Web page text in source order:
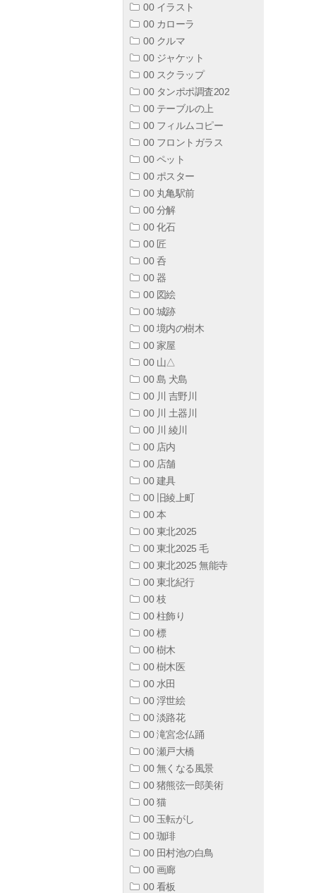
00 イラスト
00 カローラ
00 クルマ
00 ジャケット
00 スクラップ
00 タンポポ調査202
00 テーブルの上
00 フィルムコピー
00 フロントガラス
00 ペット
00 ポスター
00 丸亀駅前
00 分解
00 化石
00 匠
00 呑
00 器
00 図絵
00 城跡
00 境内の樹木
00 家屋
00 山△
00 島 犬島
00 川 吉野川
00 川 土器川
00 川 綾川
00 店内
00 店舗
00 建具
00 旧綾上町
00 本
00 東北2025
00 東北2025 毛
00 東北2025 無能寺
00 東北紀行
00 枝
00 柱飾り
00 標
00 樹木
00 樹木医
00 水田
00 浮世絵
00 淡路花
00 滝宮念仏踊
00 瀬戸大橋
00 無くなる風景
00 猪熊弦一郎美術
00 猫
00 玉転がし
00 珈琲
00 田村池の白鳥
00 画廊
00 看板